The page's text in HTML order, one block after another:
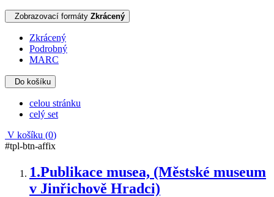
Zobrazovací formáty Zkrácený
Zkrácený
Podrobný
MARC
Do košíku
celou stránku
celý set
V košíku (0)
#tpl-btn-affix
1.Publikace musea, (Městské museum
v Jinřichově Hradci)